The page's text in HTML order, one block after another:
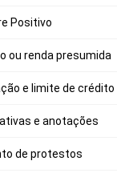
Positivo
ou renda presumida
e limite de crédito
e anotações
de protestos